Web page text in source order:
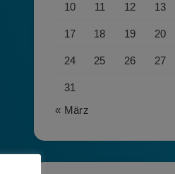
10 11 12 13
17 18 19 20
24 25 26 27
31
« März